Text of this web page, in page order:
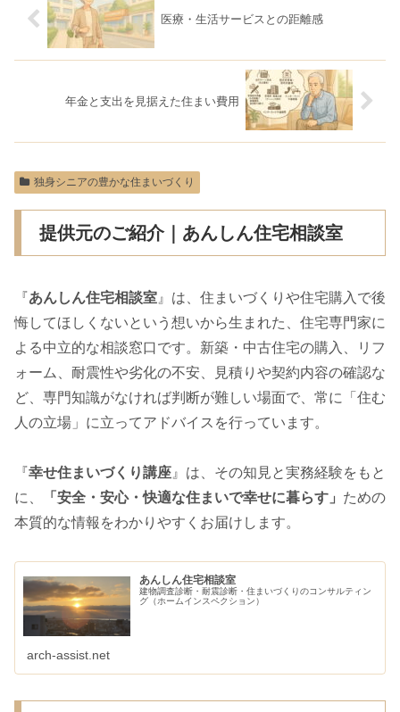
医療・生活サービスとの距離感
年金と支出を見据えた住まい費用
独身シニアの豊かな住まいづくり
提供元のご紹介｜あんしん住宅相談室
『あんしん住宅相談室 』は、住まいづくりや住宅購入で後
悔してほしくないという想いから生まれた、住宅専門家に
よる中立的な相談窓口です。新築・中古住宅の購入、リフ
ォーム、耐震性や劣化の不安、見積りや契約内容の確認な
ど、専門知識がなければ判断が難しい場面で、常に「住む
人の立場」に立ってアドバイスを行っています。
『幸せ住まいづくり講座 』は、その知見と実務経験をもと
に、
「安全・安心・快適な住まいで幸せに暮らす」 ための
本質的な情報をわかりやすくお届けします。
あんしん住宅相談室
建物調査診断・耐震診断・住まいづくりのコンサルティン
グ（ホームインスペクション）
arch-assist.net